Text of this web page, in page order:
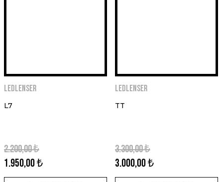
Ledlenser
L7
1.950,00 ₺
2.200,00 ₺
Ledlenser
TT
3.000,00 ₺
3.300,00 ₺